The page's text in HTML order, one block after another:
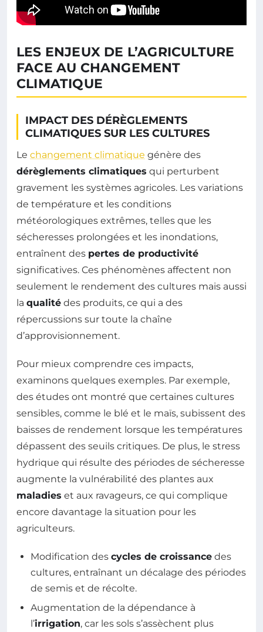
LES ENJEUX DE L’AGRICULTURE
FACE AU CHANGEMENT
CLIMATIQUE
IMPACT DES DÉRÈGLEMENTS
CLIMATIQUES SUR LES CULTURES
Le changement climatique génère des
dérèglements climatiques qui perturbent
gravement les systèmes agricoles. Les variations
de température et les conditions
météorologiques extrêmes, telles que les
sécheresses prolongées et les inondations,
entraînent des pertes de productivité
significatives. Ces phénomènes affectent non
seulement le rendement des cultures mais aussi
la qualité des produits, ce qui a des
répercussions sur toute la chaîne
d’approvisionnement.
Pour mieux comprendre ces impacts,
examinons quelques exemples. Par exemple,
des études ont montré que certaines cultures
sensibles, comme le blé et le maïs, subissent des
baisses de rendement lorsque les températures
dépassent des seuils critiques. De plus, le stress
hydrique qui résulte des périodes de sécheresse
augmente la vulnérabilité des plantes aux
maladies et aux ravageurs, ce qui complique
encore davantage la situation pour les
agriculteurs.
Modification des cycles de croissance des
cultures, entraînant un décalage des périodes
de semis et de récolte.
Augmentation de la dépendance à
l’irrigation, car les sols s’assèchent plus